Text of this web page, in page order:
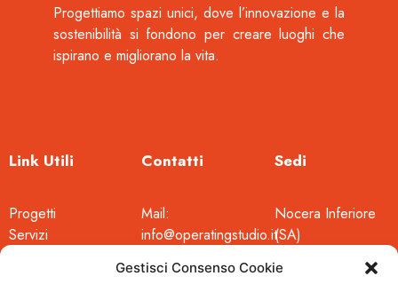
Gestisci Consenso Cookie
Progettiamo spazi unici, dove l’innovazione e la
sostenibilità si fondono per creare luoghi che
ispirano e migliorano la vita.
Link Utili
Progetti
Servizi
Contatti
Mail:
info@operatingstudio.it
0815179356
Sedi
Nocera Inferiore
(SA)
43/A